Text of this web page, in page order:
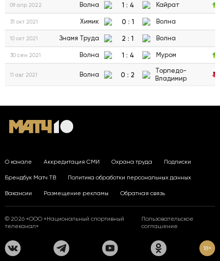
09 апр 2022 Волна 1 : 4 Кайрат
31 окт 2021 Химик 0 : 1 Волна
10 окт 2021 Знамя Труда 2 : 1 Волна
30 сен 2021 Волна 1 : 4 Муром
11 авг 2021 Волна 0 : 2
Торпедо-
Владимир
О канале Аккредитация СМИ Охрана труда Подписки
Брендбук Матч ТВ Политика обработки персональных данных
Вакансии Размещение рекламы Обратная связь
© 2026 «ООО «Национальный спортивный
телеканал»
Пользовательское
соглашение
18+